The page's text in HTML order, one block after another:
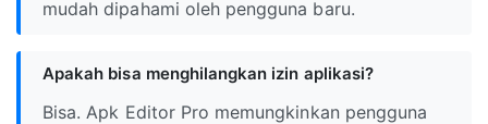
mudah dipahami oleh pengguna baru.
Apakah bisa menghilangkan izin aplikasi?
Bisa. Apk Editor Pro memungkinkan pengguna